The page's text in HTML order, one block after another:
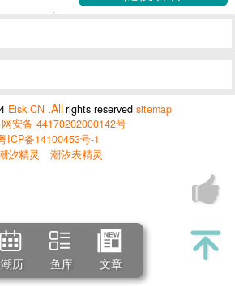
Eisk.CN .Allrights reservedsitemap
安备 44170202000142号
ICP备14100453号-1
汐精灵
潮汐表精灵
潮历 鱼库 文章